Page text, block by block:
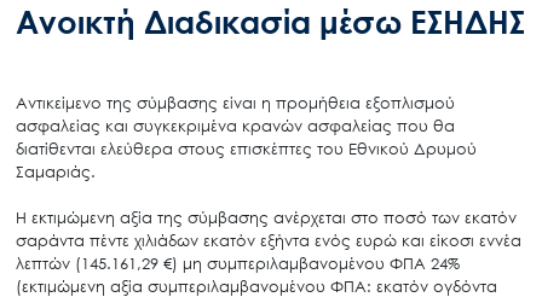
Ανοικτή Διαδικασία μέσω ΕΣΗΔΗΣ
Αντικείμενο της σύμβασης είναι η προμήθεια εξοπλισμού
ασφαλείας και συγκεκριμένα κρανών ασφαλείας που θα
διατίθενται ελεύθερα στους επισκέπτες του Εθνικού Δρυμού
Σαμαριάς.
Η εκτιμώμενη αξία της σύμβασης ανέρχεται στο ποσό των εκατόν
σαράντα πέντε χιλιάδων εκατόν εξήντα ενός ευρώ και είκοσι εννέα
λεπτών (145.161,29 €) μη συμπεριλαμβανομένου ΦΠΑ 24%
(εκτιμώμενη αξία συμπεριλαμβανομένου ΦΠΑ: εκατόν ογδόντα